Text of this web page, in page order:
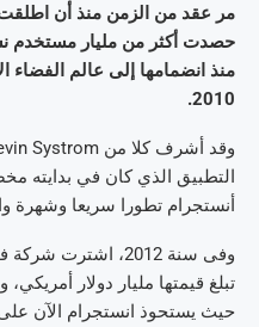
مر عقد من الزمن منذ أن
حصدت أكثر من مليار مستخدم
2010.
التطبيق الذي كان في بدايته
أنستجرام تطورا سريعا وشهرة
وفى سنة 2012،
تبلغ قيمتها مليار دولار
حيث يستحوذ انستجرام الآن